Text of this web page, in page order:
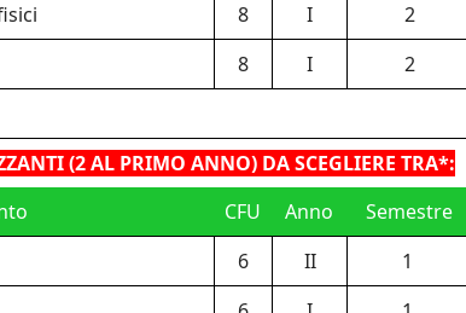
8 I 2
8 I 2
(2 AL PRIMO ANNO) DA SCEGLIERE TRA*:
CFU Anno Semestre
6 II 1